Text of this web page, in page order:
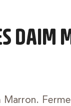
DAIM
Marron.